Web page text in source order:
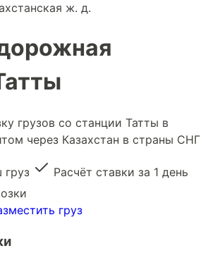
ж. д.
грузов со станции Татты в
через Казахстан в страны СНГ
груз
Расчёт ставки за 1 день
груз